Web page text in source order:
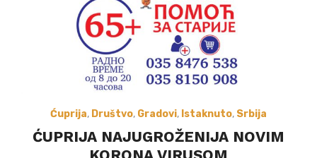
Ćuprija, Društvo, Gradovi, Istaknuto, Srbija
ĆUPRIJA NAJUGROŽENIJA NOVIM